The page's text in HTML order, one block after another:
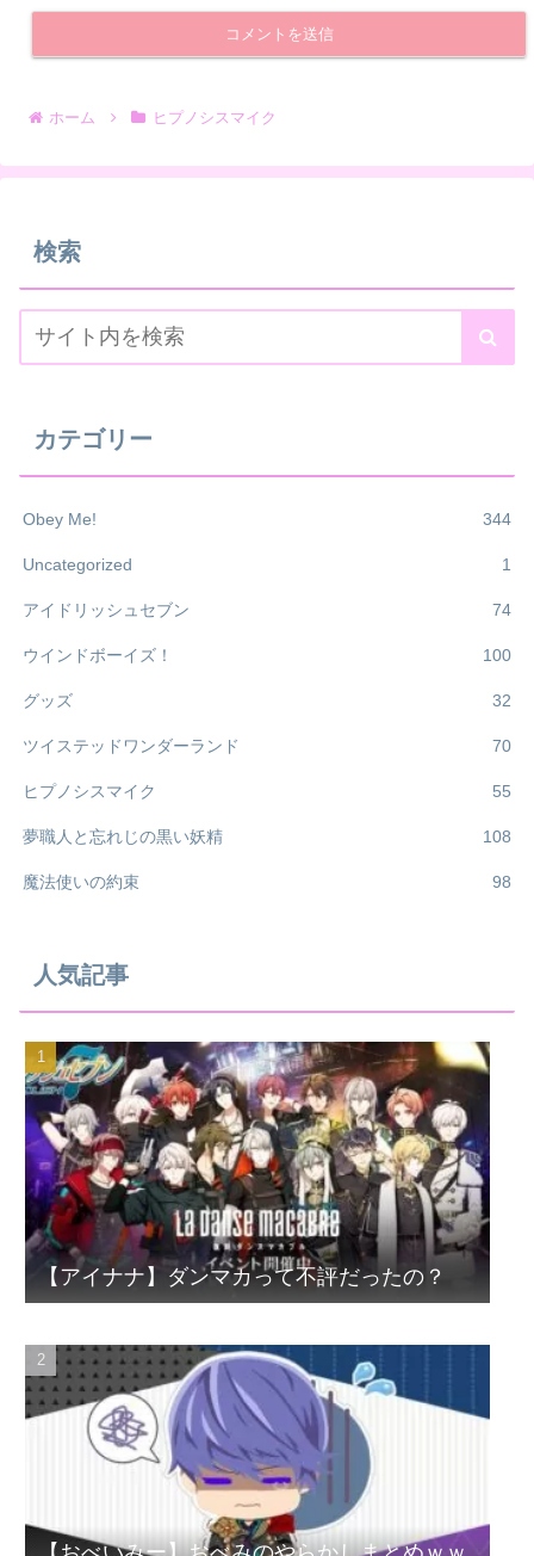
ホーム ヒプノシスマイク
検索
カテゴリー
Obey Me! 344
Uncategorized 1
アイドリッシュセブン 74
ウインドボーイズ！ 100
グッズ 32
ツイステッドワンダーランド 70
ヒプノシスマイク 55
夢職人と忘れじの黒い妖精 108
魔法使いの約束 98
人気記事
【アイナナ】ダンマカって不評だったの？